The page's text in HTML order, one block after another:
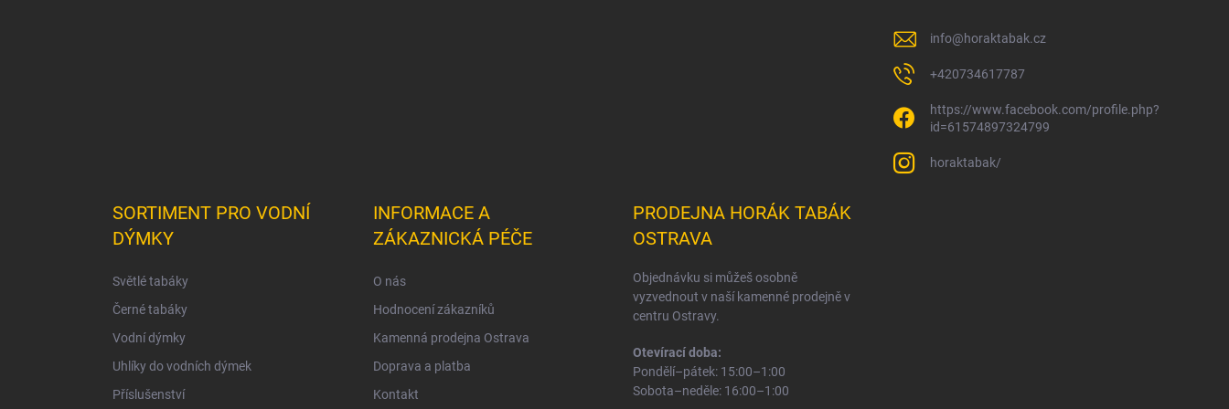
info@horaktabak.cz
+420734617787
https://www.facebook.com/profile.php?
id=61574897324799
horaktabak/
SORTIMENT PRO VODNÍ
DÝMKY
Světlé tabáky
Černé tabáky
Vodní dýmky
Uhlíky do vodních dýmek
Příslušenství
INFORMACE A
ZÁKAZNICKÁ PÉČE
O nás
Hodnocení zákazníků
Kamenná prodejna Ostrava
Doprava a platba
Kontakt
PRODEJNA HORÁK TABÁK
OSTRAVA
Objednávku si můžeš osobně
vyzvednout v naší kamenné prodejně v
centru Ostravy.
Otevírací doba:
Pondělí–pátek: 15:00–1:00
Sobota–neděle: 16:00–1:00